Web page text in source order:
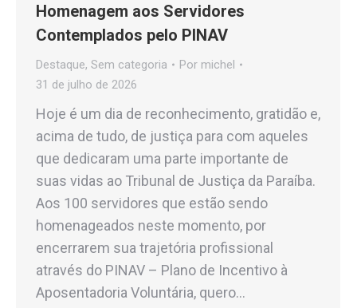
Homenagem aos Servidores
Contemplados pelo PINAV
Destaque, Sem categoria Por michel
31 de julho de 2026
Hoje é um dia de reconhecimento, gratidão e,
acima de tudo, de justiça para com aqueles
que dedicaram uma parte importante de
suas vidas ao Tribunal de Justiça da Paraíba.
Aos 100 servidores que estão sendo
homenageados neste momento, por
encerrarem sua trajetória profissional
através do PINAV – Plano de Incentivo à
Aposentadoria Voluntária, quero…